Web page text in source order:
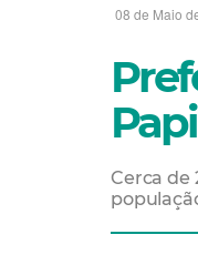
08 de Maio
Cerca de